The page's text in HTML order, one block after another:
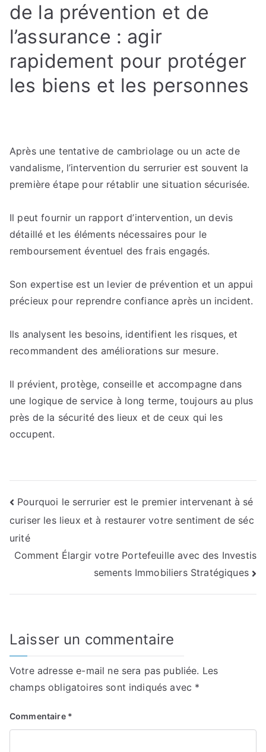
de la prévention et de
l’assurance : agir
rapidement pour protéger
les biens et les personnes
Après une tentative de cambriolage ou un acte de
vandalisme, l’intervention du serrurier est souvent la
première étape pour rétablir une situation sécurisée.
Il peut fournir un rapport d’intervention, un devis
détaillé et les éléments nécessaires pour le
remboursement éventuel des frais engagés.
Son expertise est un levier de prévention et un appui
précieux pour reprendre confiance après un incident.
Ils analysent les besoins, identifient les risques, et
recommandent des améliorations sur mesure.
Il prévient, protège, conseille et accompagne dans
une logique de service à long terme, toujours au plus
près de la sécurité des lieux et de ceux qui les
occupent.
Navigation
de
l’article
Pourquoi le serrurier est le premier intervenant à sé
curiser les lieux et à restaurer votre sentiment de séc
urité
Comment Élargir votre Portefeuille avec des Investis
sements Immobiliers Stratégiques
Laisser un commentaire
Votre adresse e-mail ne sera pas publiée. Les
champs obligatoires sont indiqués avec *
Commentaire *